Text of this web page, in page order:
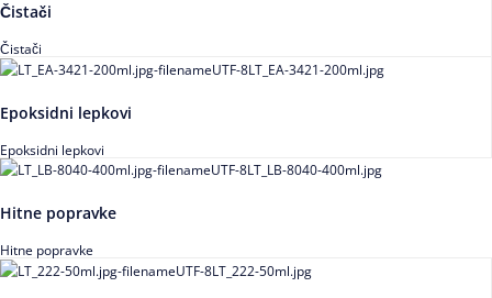
Čistači
Čistači
Epoksidni lepkovi
Epoksidni lepkovi
Hitne popravke
Hitne popravke